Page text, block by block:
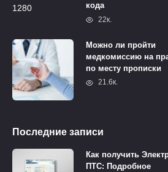
кода
22к.
Можно ли пройти
медкомиссию на
по месту прописки
21.6к.
Последние записи
Как получить
ПТС: Подробное